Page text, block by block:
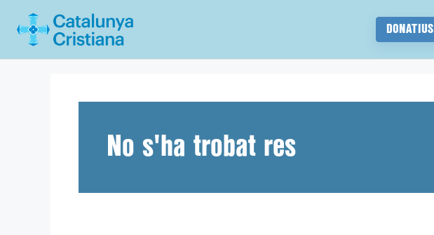
DONATIUS
No s'ha trobat res